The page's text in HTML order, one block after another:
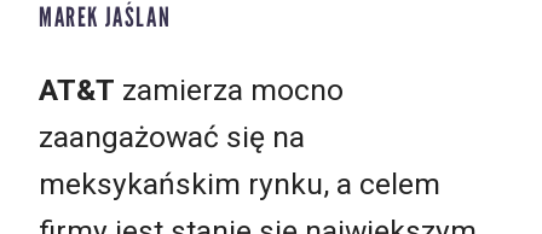
MAREK JAŚLAN
AT&T zamierza mocno
zaangażować się na
meksykańskim rynku, a celem